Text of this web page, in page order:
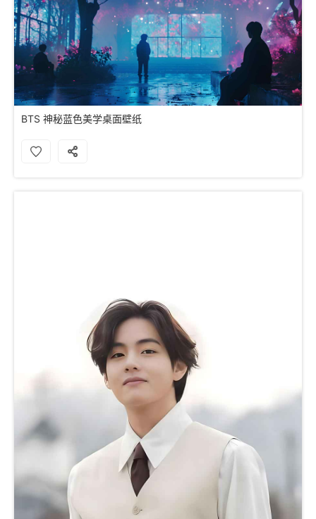
BTS 神秘蓝色美学桌面壁纸